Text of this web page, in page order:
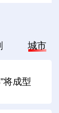
城市
将成型